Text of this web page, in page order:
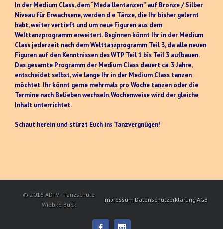
In der Medium Class, dem “Medaillentanzen” auf Bronze / Silber
Niveau für Erwachsene, werden die Tänze, die Ihr bisher gelernt
habt, weiter vertieft und um neue Figuren aus dem
Welttanzprogramm erweitert. Beginnen könnt Ihr in der Medium
Class jederzeit nach dem Welttanzprogramm Teil 3, da alle neuen
Figuren auf den Kenntnissen des WTP Teil 1 bis Teil 3 aufbauen.
Das gesamte Programm der Medium Class dauert ca. 3 Jahre,
entscheidet selbst, wie lange Ihr in der Medium Class tanzen
möchtet. Ihr könnt gerne mehrmals pro Woche tanzen oder die
Termine nach Belieben wechseln. Wochenweise wird der gleiche
Inhalt unterrichtet.
Schaut herein und stürzt Euch ins Tanzvergnügen!
© 2018 ADTV - Tanzschule
Wiebke Buck
Impressum DatenschutzerklärungAGB